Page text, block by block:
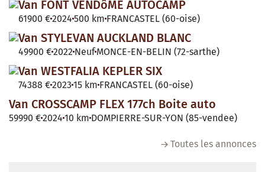
Van FONT VENDôME AUTOCAMP
61900 €2024 500 km FRANCASTEL (60-oise)
Van STYLEVAN AUCKLAND BLANC
49900 €2022 Neuf MONCE-EN-BELIN (72-sarthe)
Van WESTFALIA KEPLER SIX
74388 €2023 15 km FRANCASTEL (60-oise)
Van CROSSCAMP FLEX 177ch Boite auto
59990 €2024 10 km DOMPIERRE-SUR-YON (85-vendee)
Toutes les annonces